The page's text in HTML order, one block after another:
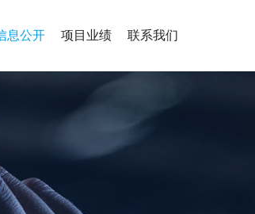
息公开 项目业绩 联系我们